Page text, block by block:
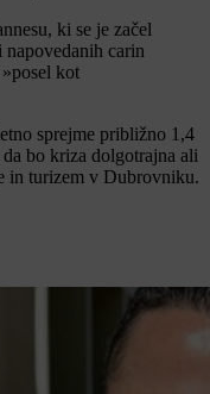
ki se je začel
napovedanih carin
kot
sprejme približno 1,4
bo kriza dolgotrajna ali
in turizem v Dubrovniku.